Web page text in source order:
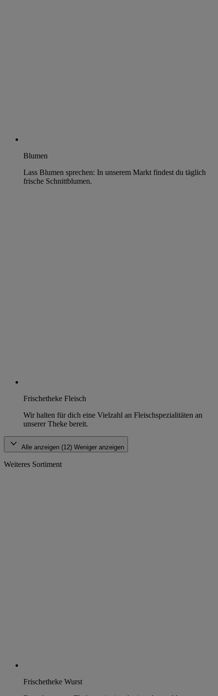
Blumen
Lass Blumen sprechen: In unserem Markt findest du täglich
frische Schnittblumen.
Frischetheke Fleisch
Wir halten für dich eine Vielzahl an Fleischspezialitäten an
unserer Theke bereit.
Alle anzeigen (12) Weniger anzeigen
Weiteres Sortiment
Frischetheke Wurst